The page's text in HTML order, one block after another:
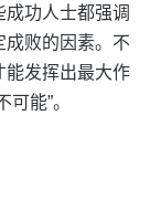
功人士都强调
成败的因素。不
能发挥出最大作
能”。